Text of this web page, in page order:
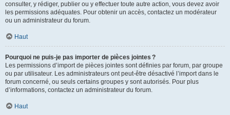
consulter, y rédiger, publier ou y effectuer toute autre action, vous devez avoir
les permissions adéquates. Pour obtenir un accès, contactez un modérateur
ou un administrateur du forum.
Haut
Pourquoi ne puis-je pas importer de pièces jointes ?
Les permissions d’import de pièces jointes sont définies par forum, par groupe
ou par utilisateur. Les administrateurs ont peut-être désactivé l’import dans le
forum concerné, ou seuls certains groupes y sont autorisés. Pour plus
d’informations, contactez un administrateur du forum.
Haut